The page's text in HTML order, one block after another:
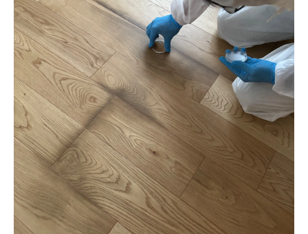
ＭＩＳＴ工法®カビバスターズ
MIST工法®カビバスターズ福岡のサービスの特
徴
まとめ：最適なカビ取り業者を選んで快適な住
環境を維持しよう